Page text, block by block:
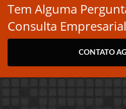
Tem Alguma
Consulta
CONTATO